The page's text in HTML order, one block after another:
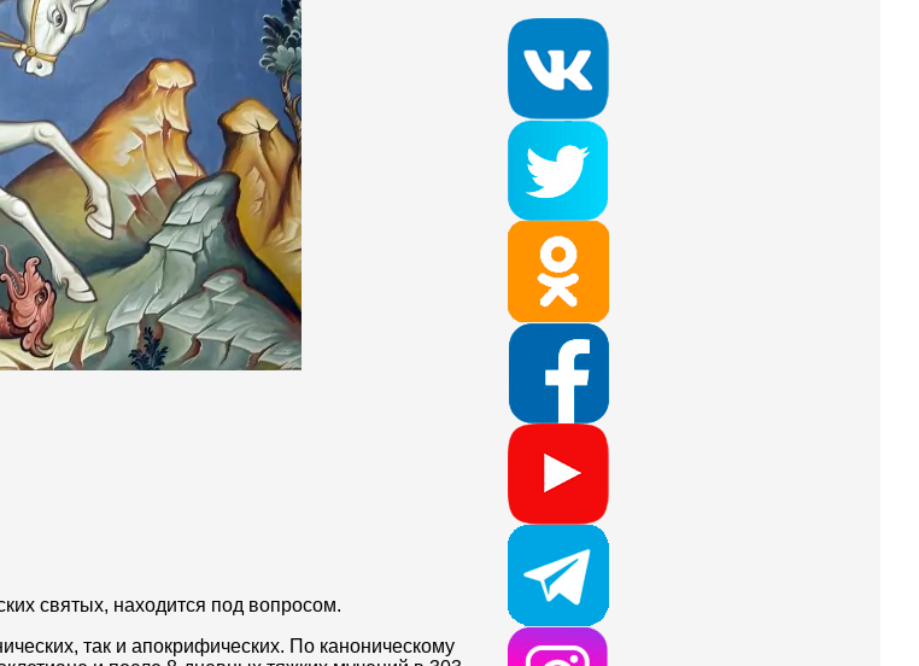
святых, находится под вопросом.
так и апокрифических. По каноническому